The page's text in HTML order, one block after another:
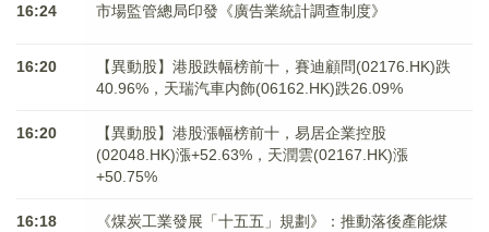
16:24 市場監管總局印發《廣告業統計調查制度》
16:20
【異動股】港股跌幅榜前十，賽迪顧問(02176.HK)跌
40.96%，天瑞汽車内飾(06162.HK)跌26.09%
16:20
【異動股】港股漲幅榜前十，易居企業控股
(02048.HK)漲+52.63%，天潤雲(02167.HK)漲
+50.75%
16:18
《煤炭工業發展「十五五」規劃》：推動落後產能煤